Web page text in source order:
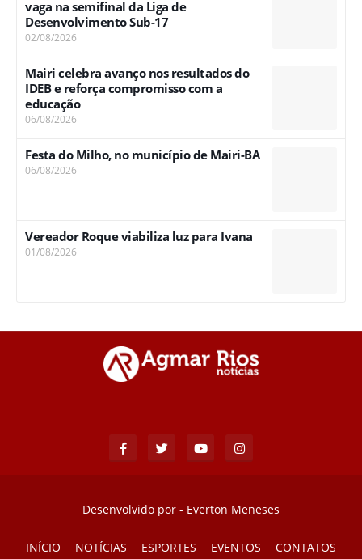
vaga na semifinal da Liga de
Desenvolvimento Sub-17
02/08/2026
Mairi celebra avanço nos resultados do
IDEB e reforça compromisso com a
educação
06/08/2026
Festa do Milho, no município de Mairi-BA
06/08/2026
Vereador Roque viabiliza luz para Ivana
01/08/2026
Desenvolvido por - Everton Meneses
INÍCIO NOTÍCIAS ESPORTES EVENTOS CONTATOS